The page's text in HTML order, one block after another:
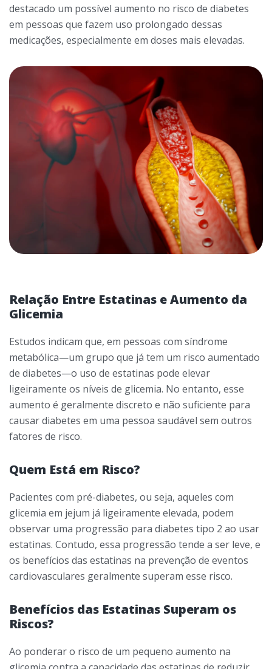
destacado um possível aumento no risco de diabetes
em pessoas que fazem uso prolongado dessas
medicações, especialmente em doses mais elevadas.
Relação Entre Estatinas e Aumento da
Glicemia
Estudos indicam que, em pessoas com síndrome
metabólica—um grupo que já tem um risco aumentado
de diabetes—o uso de estatinas pode elevar
ligeiramente os níveis de glicemia. No entanto, esse
aumento é geralmente discreto e não suficiente para
causar diabetes em uma pessoa saudável sem outros
fatores de risco.
Quem Está em Risco?
Pacientes com pré-diabetes, ou seja, aqueles com
glicemia em jejum já ligeiramente elevada, podem
observar uma progressão para diabetes tipo 2 ao usar
estatinas. Contudo, essa progressão tende a ser leve, e
os benefícios das estatinas na prevenção de eventos
cardiovasculares geralmente superam esse risco.
Benefícios das Estatinas Superam os
Riscos?
Ao ponderar o risco de um pequeno aumento na